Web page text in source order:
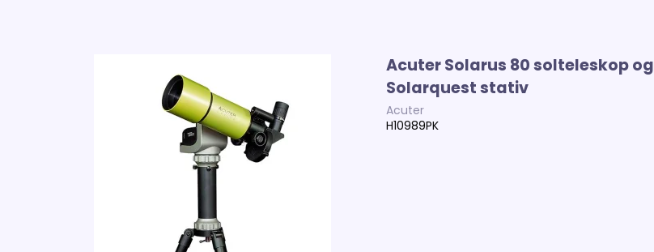
Acuter Solarus 80 solteleskop og
Solarquest stativ
Acuter
H10989PK